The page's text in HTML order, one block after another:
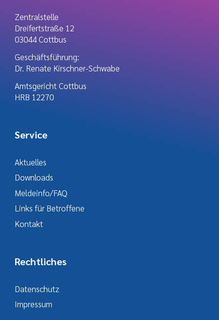
Zentralstelle
Dreifertstraße 12
03044 Cottbus
Geschäftsführung:
Dr. Renate Kirschner-Schwabe
Amtsgericht Cottbus
HRB 12270
Service
Aktuelles
Downloads
Meldeinfo/FAQ
Links für Betroffene
Kontakt
Rechtliches
Datenschutz
Impressum